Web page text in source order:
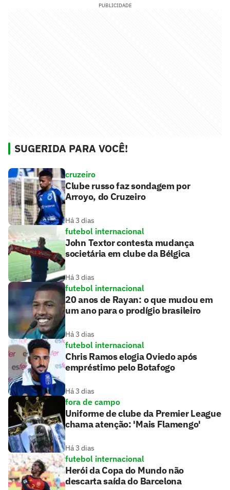
PUBLICIDADE
SUGERIDA PARA VOCÊ!
cruzeiro
Clube russo faz sondagem por
Arroyo, do Cruzeiro
Há 3 dias
futebol internacional
John Textor contesta mudança
societária em clube da Bélgica
Há 3 dias
futebol internacional
20 anos de Rayan: o que mudou em
um ano para o prodígio brasileiro
Há 3 dias
futebol internacional
Chris Ramos elogia Oviedo após
empréstimo pelo Botafogo
Há 3 dias
fora de campo
Uniforme de clube da Premier League
chama atenção: 'Mais Flamengo'
Há 3 dias
futebol internacional
Herói da Copa do Mundo não
descarta saída do Barcelona